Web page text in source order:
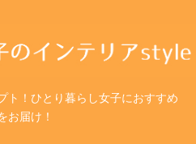
ト！ひとり暮らし女子におすすめ
お届け！